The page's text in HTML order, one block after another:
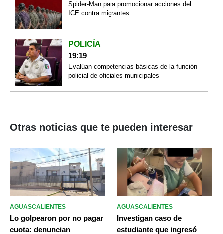
Spider-Man para promocionar acciones del
ICE contra migrantes
POLICÍA
19:19
Evalúan competencias básicas de la función
policial de oficiales municipales
Otras noticias que te pueden interesar
AGUASCALIENTES
Lo golpearon por no pagar
cuota: denuncian
AGUASCALIENTES
Investigan caso de
estudiante que ingresó